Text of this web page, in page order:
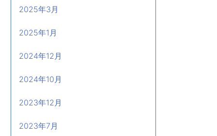
2025年3月
2025年1月
2024年12月
2024年10月
2023年12月
2023年7月